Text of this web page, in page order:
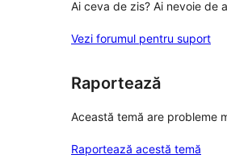
Ai ceva de zis? Ai nevoie de
Vezi forumul pentru suport
Raportează
Această temă are probleme
Raportează acestă temă